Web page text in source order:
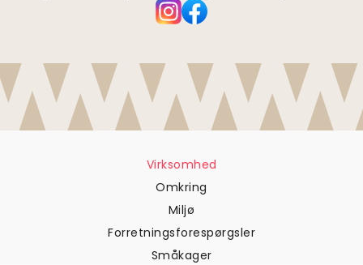
Virksomhed
Omkring
Miljø
Forretningsforespørgsler
Småkager